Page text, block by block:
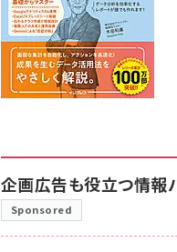
企画広告も役立つ情報バ
Sponsored